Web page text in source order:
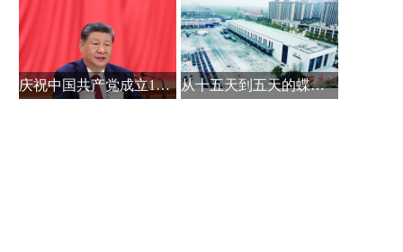
庆祝中国共产党成立105周年大会在京 从十五天到五天的蝶变 ——西安-阿